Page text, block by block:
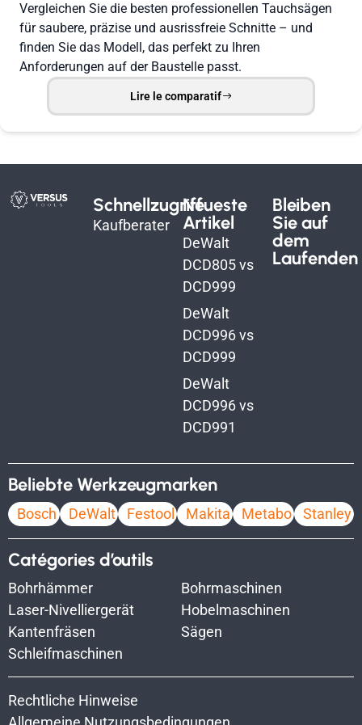
Vergleichen Sie die besten professionellen Tauchsägen
für saubere, präzise und ausrissfreie Schnitte – und
finden Sie das Modell, das perfekt zu Ihren
Anforderungen auf der Baustelle passt.
Lire le comparatif
Schnellzugriff
Kaufberater
Neueste
Artikel
DeWalt
DCD805 vs
DCD999
DeWalt
DCD996 vs
DCD999
DeWalt
DCD996 vs
DCD991
Bleiben
Sie auf
dem
Laufenden
Beliebte Werkzeugmarken
Bosch DeWalt Festool Makita Metabo Stanley
Catégories d’outils
Bohrhämmer
Bohrmaschinen
Laser-Nivelliergerät
Hobelmaschinen
Kantenfräsen
Sägen
Schleifmaschinen
Rechtliche Hinweise